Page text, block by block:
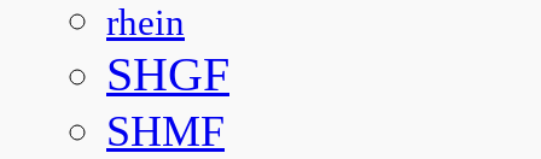
rhein
SHGF
SHMF